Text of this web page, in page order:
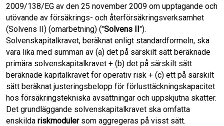
2009/138/EG av den 25 november 2009 om upptagande och
utövande av försäkrings- och återförsäkringsverksamhet
(Solvens II) (omarbetning) ("Solvens II").
Solvenskapitalkravet, beräknat enligt standardformeln, ska
vara lika med summan av (a) det på särskilt sätt beräknade
primära solvenskapitalkravet + (b) det på särskilt sätt
beräknade kapitalkravet för operativ risk + (c) ett på särskilt
sätt beräknat justeringsbelopp för förlusttäckningskapacitet
hos försäkringstekniska avsättningar och uppskjutna skatter.
Det grundläggande solvenskapitalkravet ska omfatta
enskilda riskmodulersom aggregeras på visst sätt.